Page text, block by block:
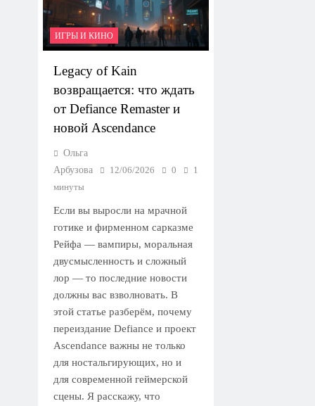
ИГРЫ И КИНО
Legacy of Kain
возвращается: что ждать
от Defiance Remaster и
новой Ascendance
Ольга
Арбузова
12/06/2026 0
1
минуты
Если вы выросли на мрачной
готике и фирменном сарказме
Рейфа — вампиры, моральная
двусмысленность и сложный
лор — то последние новости
должны вас взволновать. В
этой статье разберём, почему
переиздание Defiance и проект
Ascendance важны не только
для ностальгирующих, но и
для современной геймерской
сцены. Я расскажу, что